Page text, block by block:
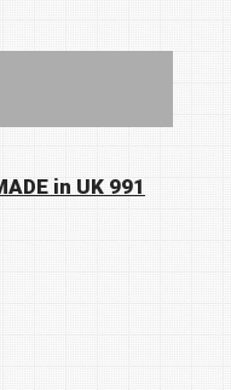
in UK 991